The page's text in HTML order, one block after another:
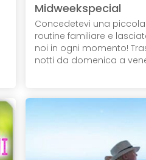
Midweekspecial
Concedetevi una
routine familiare e
noi in ogni momento!
notti da domenica a